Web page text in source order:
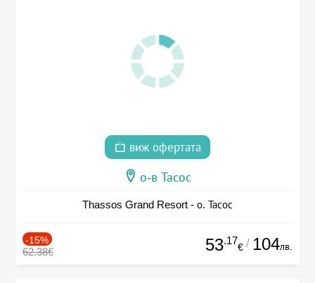
виж офертата
о-в Тасос
Thassos Grand Resort - о. Тасос
-15%
62.38€ 53.17
€ / 104лв.